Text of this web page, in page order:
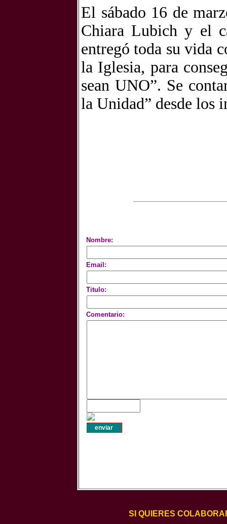
El sábado 16 de
Chiara Lubich y el
entregó toda su vida
la Iglesia, para
sean UNO”. Se
la Unidad” desde los
Nombre:
Email:
Titulo:
Comentario:
SI QUIERES